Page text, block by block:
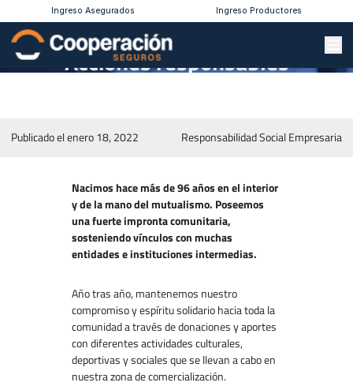
Ingreso Asegurados Ingreso Productores
Acciones responsables
Publicado el enero 18, 2022 Responsabilidad Social Empresaria
Nacimos hace más de 96 años en el interior
y de la mano del mutualismo. Poseemos
una fuerte impronta comunitaria,
sosteniendo vínculos con muchas
entidades e instituciones intermedias.
Año tras año, mantenemos nuestro
compromiso y espíritu solidario hacia toda la
comunidad a través de donaciones y aportes
con diferentes actividades culturales,
deportivas y sociales que se llevan a cabo en
nuestra zona de comercialización.